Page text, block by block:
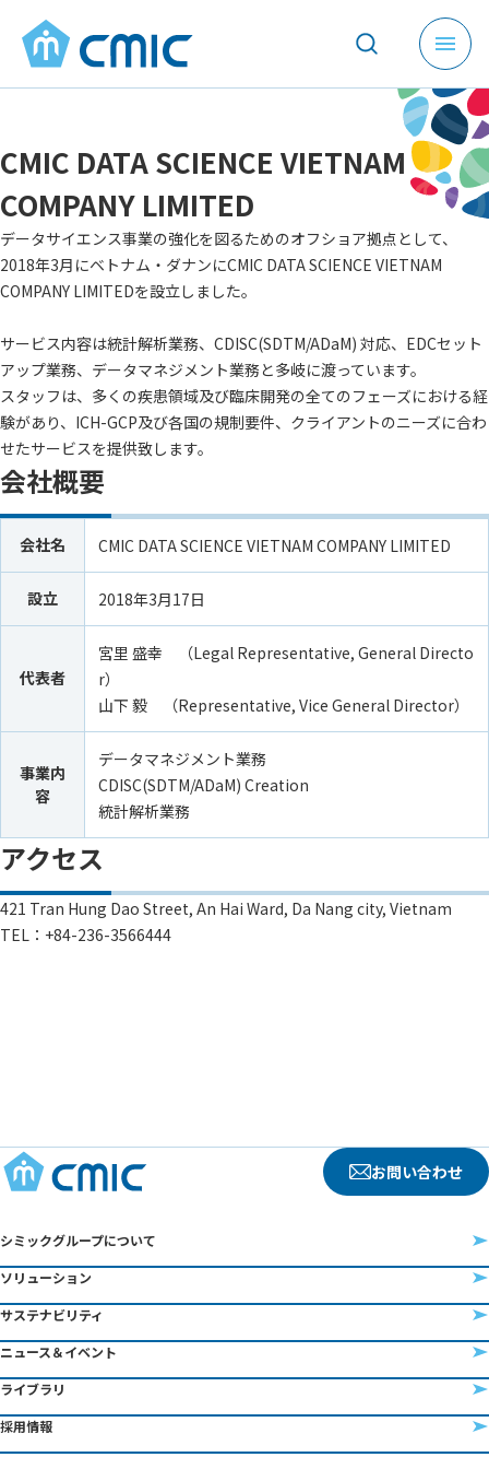
メ
ニ
ュ
ー
を
開
く
CMIC DATA SCIENCE VIETNAM
COMPANY LIMITED
データサイエンス事業の強化を図るためのオフショア拠点として、
2018年3月にベトナム・ダナンにCMIC DATA SCIENCE VIETNAM
COMPANY LIMITEDを設立しました。
サービス内容は統計解析業務、CDISC(SDTM/ADaM) 対応、EDCセット
アップ業務、データマネジメント業務と多岐に渡っています。
スタッフは、多くの疾患領域及び臨床開発の全てのフェーズにおける経
験があり、ICH-GCP及び各国の規制要件、クライアントのニーズに合わ
せたサービスを提供致します。
会社概要
会社名 CMIC DATA SCIENCE VIETNAM COMPANY LIMITED
設立 2018年3月17日
代表者
宮里 盛幸 （Legal Representative, General Directo
r）
山下 毅 （Representative, Vice General Director）
事業内
容
データマネジメント業務
CDISC(SDTM/ADaM) Creation
統計解析業務
アクセス
421 Tran Hung Dao Street, An Hai Ward, Da Nang city, Vietnam
TEL：+84-236-3566444
お問い合わせ
シミックグループについて
ソリューション
サステナビリティ
ニュース＆イベント
ライブラリ
採用情報